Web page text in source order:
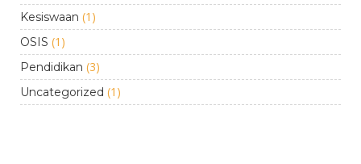
Kesiswaan (1)
OSIS (1)
Pendidikan (3)
Uncategorized (1)